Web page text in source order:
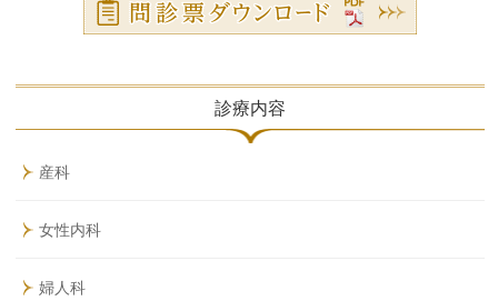
診療内容
産科
女性内科
婦人科